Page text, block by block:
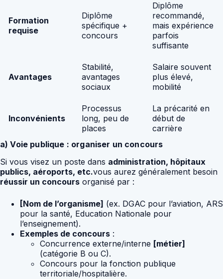
Formation
requise
Diplôme
spécifique +
concours
Diplôme
recommandé,
mais expérience
parfois
suffisante
Avantages
Stabilité,
avantages
sociaux
Salaire souvent
plus élevé,
mobilité
Inconvénients
Processus
long, peu de
places
La précarité en
début de
carrière
a) Voie publique : organiser un concours
Si vous visez un poste dans administration, hôpitaux
publics, aéroports, etc.vous aurez généralement besoin
réussir un concours organisé par :
[Nom de l’organisme] (ex. DGAC pour l’aviation, ARS
pour la santé, Education Nationale pour
l’enseignement).
Exemples de concours :
Concurrence externe/interne [métier]
(catégorie B ou C).
Concours pour la fonction publique
territoriale/hospitalière.